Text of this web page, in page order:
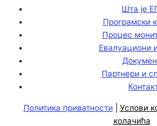
Шта је
Програмски
Процес
Евалуациони
Партнери и
Политика приватности Услови
колачића